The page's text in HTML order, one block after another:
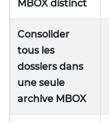
MBOX distinct
Consolider
tous les
dossiers dans
une seule
archive MBOX